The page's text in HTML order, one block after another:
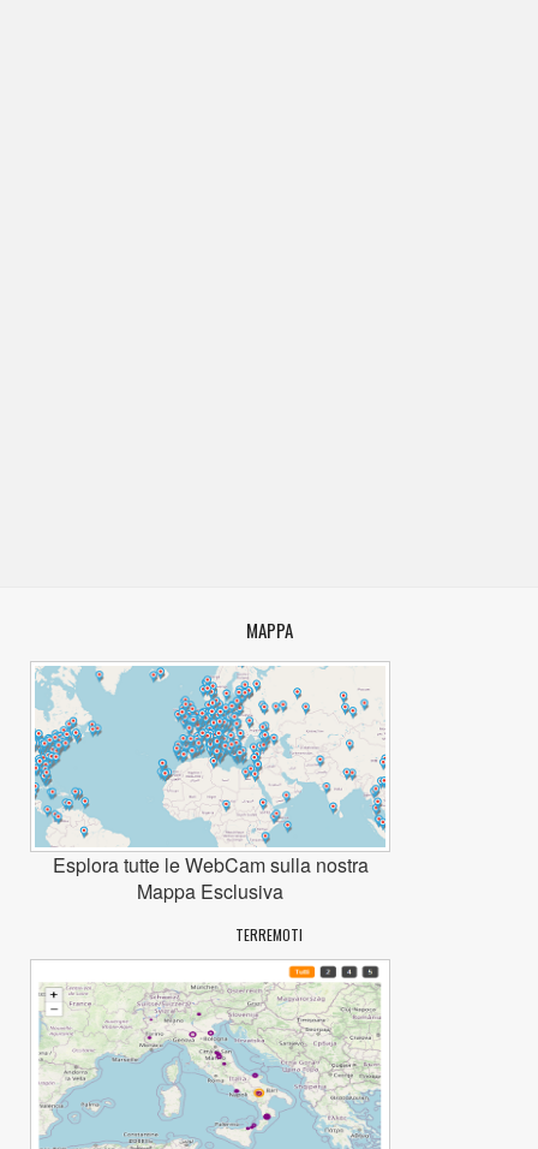
MAPPA
Esplora tutte le WebCam sulla nostra
Mappa Esclusiva
TERREMOTI